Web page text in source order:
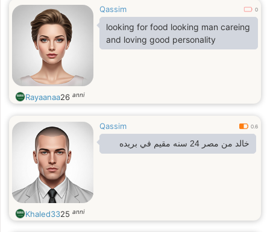
Qassim 0
looking for food looking man careing
and loving good personality
Rayaanaa26 anni
Qassim 0.6
خالد من مصر 24 سنه مقيم في بريده
Khaled3325 anni